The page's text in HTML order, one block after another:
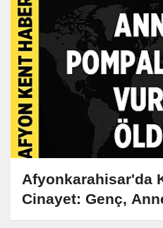
Afyonkarahisar'da
Cinayet: Genç,